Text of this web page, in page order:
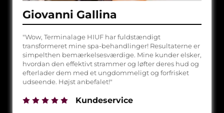
Giovanni Gallina
"Wow, Terminalage HIUF har fuldstændigt
transformeret mine spa-behandlinger! Resultaterne er
simpelthen bemærkelsesværdige. Mine kunder elsker,
hvordan den effektivt strammer og løfter deres hud og
efterlader dem med et ungdommeligt og forfrisket
udseende. Højst anbefalet!"
Kundeservice